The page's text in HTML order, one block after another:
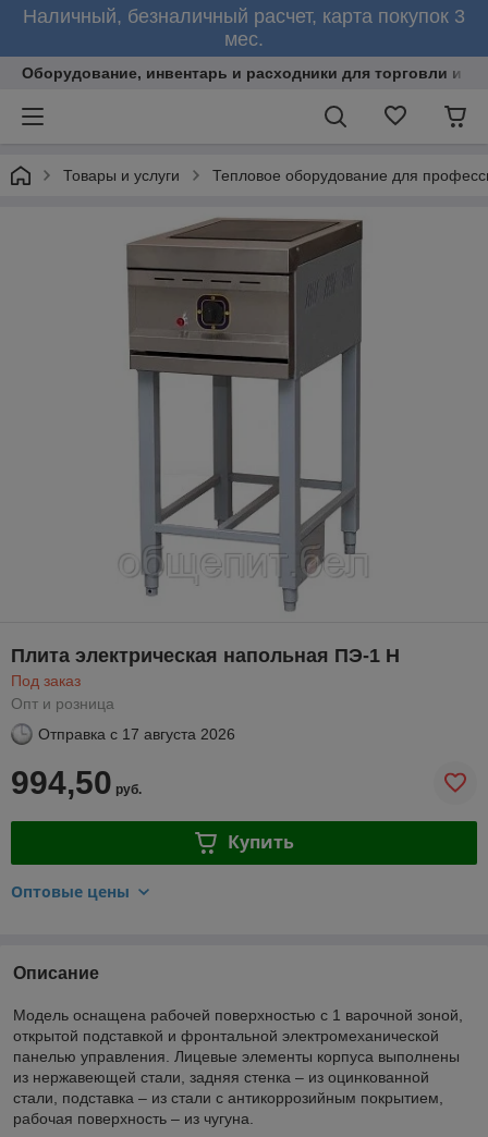
Наличный, безналичный расчет, карта покупок 3
мес.
Оборудование, инвентарь и расходники для торговли и
Товары и услуги Тепловое оборудование для
Плита электрическая напольная ПЭ-1 Н
Под заказ
Опт и розница
Отправка с 17 августа 2026
994,50 руб.
Купить
Оптовые цены
Описание
Модель оснащена рабочей поверхностью с 1 варочной зоной,
открытой подставкой и фронтальной электромеханической
панелью управления. Лицевые элементы корпуса выполнены
из нержавеющей стали, задняя стенка – из оцинкованной
стали, подставка – из стали с антикоррозийным покрытием,
рабочая поверхность – из чугуна.